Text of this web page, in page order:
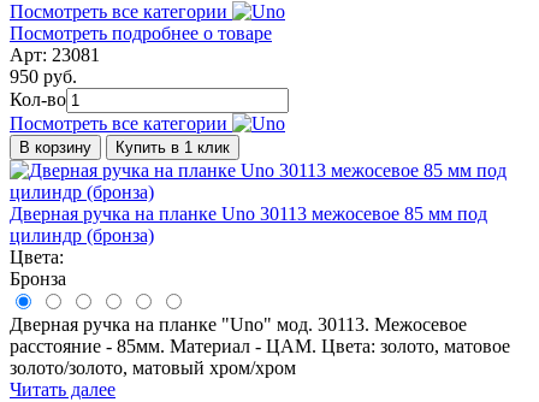
Посмотреть все категории
Посмотреть подробнее о товаре
Арт: 23081
950 руб.
Кол-во
Посмотреть все категории
В корзину Купить в 1 клик
Дверная ручка на планке Uno 30113 межосевое 85 мм под
цилиндр (бронза)
Цвета:
Бронза
Дверная ручка на планке "Uno" мод. 30113. Межосевое
расстояние - 85мм. Материал - ЦАМ. Цвета: золото, матовое
золото/золото, матовый хром/хром
Читать далее